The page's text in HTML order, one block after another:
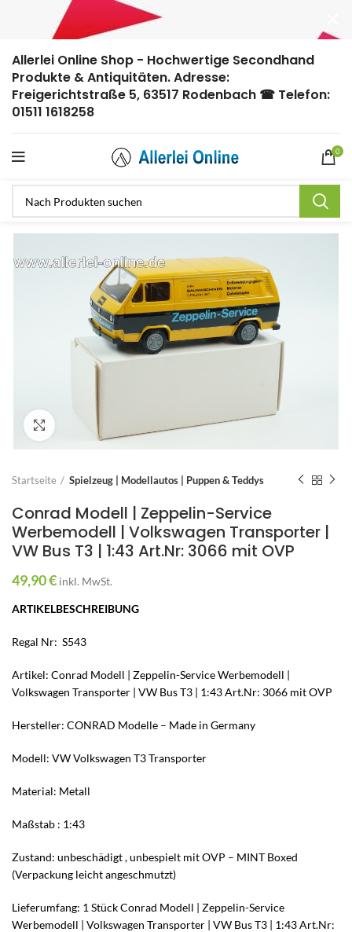
Allerlei Online Shop - Hochwertige Secondhand
Produkte & Antiquitäten. Adresse:
Freigerichtstraße 5, 63517 Rodenbach ☎ Telefon:
01511 1618258
0
Zum Vergrößern anklicken
Startseite Spielzeug | Modellautos | Puppen & Teddys
Conrad Modell | Zeppelin-Service
Werbemodell | Volkswagen Transporter |
VW Bus T3 | 1:43 Art.Nr: 3066 mit OVP
49,90€ inkl. MwSt.
ARTIKELBESCHREIBUNG
Regal Nr: S543
Artikel: Conrad Modell | Zeppelin-Service Werbemodell |
Volkswagen Transporter | VW Bus T3 | 1:43 Art.Nr: 3066 mit OVP
Hersteller: CONRAD Modelle – Made in Germany
Modell: VW Volkswagen T3 Transporter
Material: Metall
Maßstab : 1:43
Zustand: unbeschädigt , unbespielt mit OVP – MINT Boxed
(Verpackung leicht angeschmutzt)
Lieferumfang: 1 Stück Conrad Modell | Zeppelin-Service
Werbemodell | Volkswagen Transporter | VW Bus T3 | 1:43 Art.Nr: